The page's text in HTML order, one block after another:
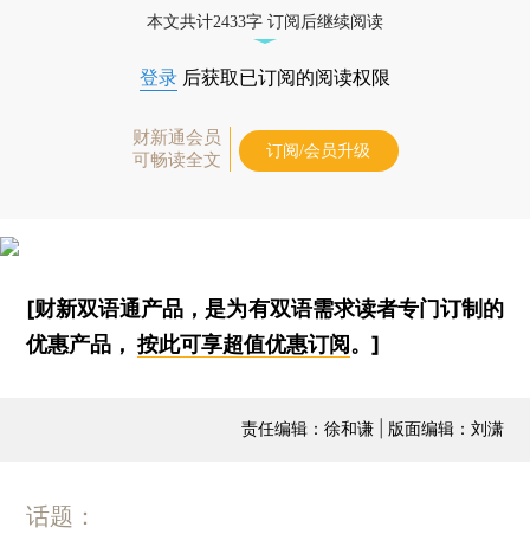
本文共计2433字 订阅后继续阅读
登录 后获取已订阅的阅读权限
财新通会员
可畅读全文
订阅/会员升级
[财新双语通产品，是为有双语需求读者专门订制的
优惠产品，按此可享超值优惠订阅。]
责任编辑：徐和谦 | 版面编辑：刘潇
话题：